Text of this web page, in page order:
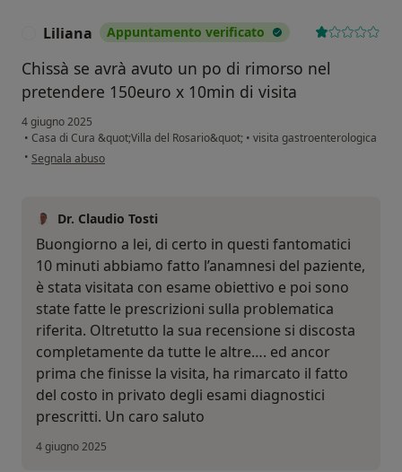
Liliana Appuntamento verificato
Chissà se avrà avuto un po di rimorso nel
pretendere 150euro x 10min di visita
4 giugno 2025
• Casa di Cura &quot;Villa del Rosario&quot; • visita gastroenterologica
• secondo l'opinione dell'utente Liliana
Segnala abuso
Dr. Claudio Tosti
Buongiorno a lei, di certo in questi fantomatici
10 minuti abbiamo fatto l’anamnesi del paziente,
è stata visitata con esame obiettivo e poi sono
state fatte le prescrizioni sulla problematica
riferita. Oltretutto la sua recensione si discosta
completamente da tutte le altre…. ed ancor
prima che finisse la visita, ha rimarcato il fatto
del costo in privato degli esami diagnostici
prescritti. Un caro saluto
4 giugno 2025